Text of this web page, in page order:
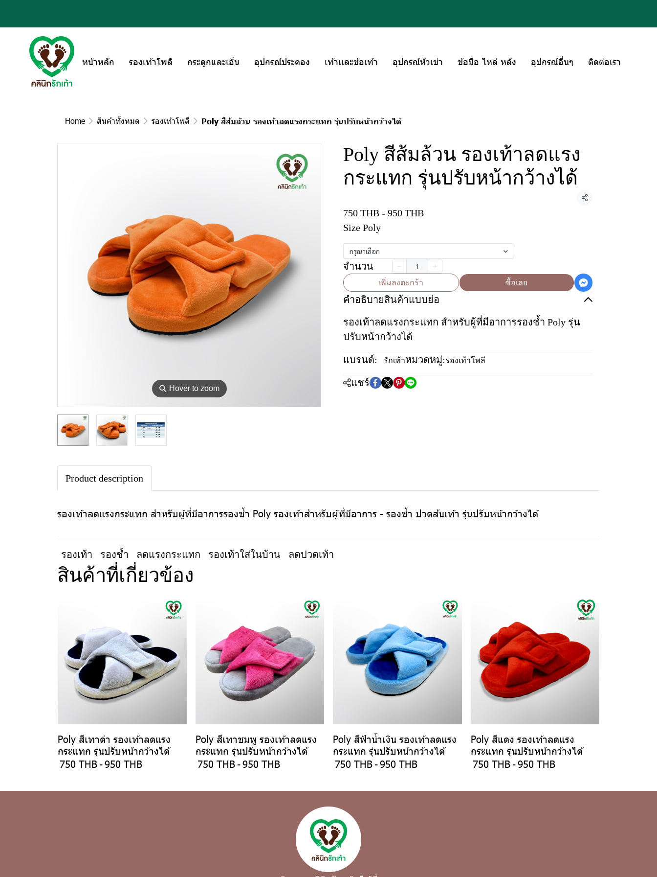
หน้าหลัก รองเท้าโพลี กระดูกและเอ็น อุปกรณ์ประคอง เท้าเเละข้อเท้า อุปกรณ์หัวเข่า ข้อมือ ไหล่ หลัง อุปกรณ์อื่นๆ ติดต่อเรา
Home สินค้าทั้งหมด รองเท้าโพลี Poly สีส้มล้วน รองเท้าลดแรงกระแทก รุ่นปรับหน้ากว้างได้
⚲ Hover to zoom
Poly สีส้มล้วน รองเท้าลดแรง
กระแทก รุ่นปรับหน้ากว้างได้
แชร์
750 THB - 950 THB
Size Poly
กรุณาเลือก
จำนวน
เพิ่มลงตะกร้า ซื้อเลย
คำอธิบายสินค้าแบบย่อ
รองเท้าลดแรงกระแทก สำหรับผู้ที่มีอาการรองช้ำ Poly รุ่น
ปรับหน้ากว้างได้
แบรนด์: รักเท้าหมวดหมู่:รองเท้าโพลี
แชร์
Product description
รองเท้าลดแรงกระแทก สำหรับผู้ที่มีอาการรองช้ำ Poly รองเท้าสำหรับผู้ที่มีอาการ - รองช้ำ ปวดส้นเท้า รุ่นปรับหน้ากว้างได้
รองเท้า รองช้ำ ลดแรงกระแทก รองเท้าใส่ในบ้าน ลดปวดเท้า
สินค้าที่เกี่ยวข้อง
Poly สีเทาดำ รองเท้าลดแรง
กระแทก รุ่นปรับหน้ากว้างได้
750 THB-950 THB
Poly สีเทาชมพู รองเท้าลดแรง
กระแทก รุ่นปรับหน้ากว้างได้
750 THB-950 THB
Poly สีฟ้าน้ำเงิน รองเท้าลดแรง
กระแทก รุ่นปรับหน้ากว้างได้
750 THB-950 THB
Poly สีแดง รองเท้าลดแรง
กระแทก รุ่นปรับหน้ากว้างได้
750 THB-950 THB